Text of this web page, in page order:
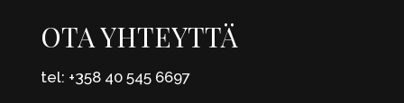
OTA YHTEYTTÄ
tel: +358 40 545 6697